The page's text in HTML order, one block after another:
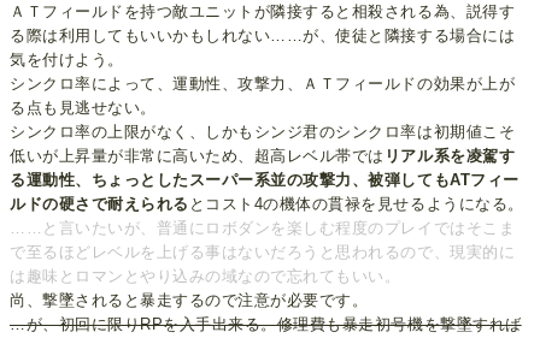
ＡＴフィールドを持つ敵ユニットが隣接すると相殺される為、説得す
る際は利用してもいいかもしれない……が、使徒と隣接する場合には
気を付けよう。
シンクロ率によって、運動性、攻撃力、ＡＴフィールドの効果が上が
る点も見逃せない。
シンクロ率の上限がなく、しかもシンジ君のシンクロ率は初期値こそ
低いが上昇量が非常に高いため、超高レベル帯では リアル系を凌駕す
る運動性、ちょっとしたスーパー系並の攻撃力、被弾してもATフィー
ルドの硬さで耐えられる とコスト4の機体の貫禄を見せるようになる。
……と言いたいが、普通にロボダンを楽しむ程度のプレイではそこま
で至るほどレベルを上げる事はないだろうと思われるので、現実的に
は趣味とロマンとやり込みの域なので忘れてもいい。
尚、撃墜されると暴走するので注意が必要です。
…が、初回に限りRPを入手出来る。修理費も暴走初号機を撃墜すれば